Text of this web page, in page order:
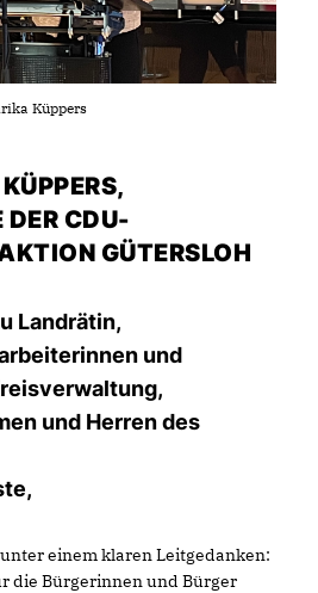
Küppers
DER CDU-
GÜTERSLOH
Landrätin,
und
und Herren des
einem klaren Leitgedanken:
die Bürgerinnen und Bürger